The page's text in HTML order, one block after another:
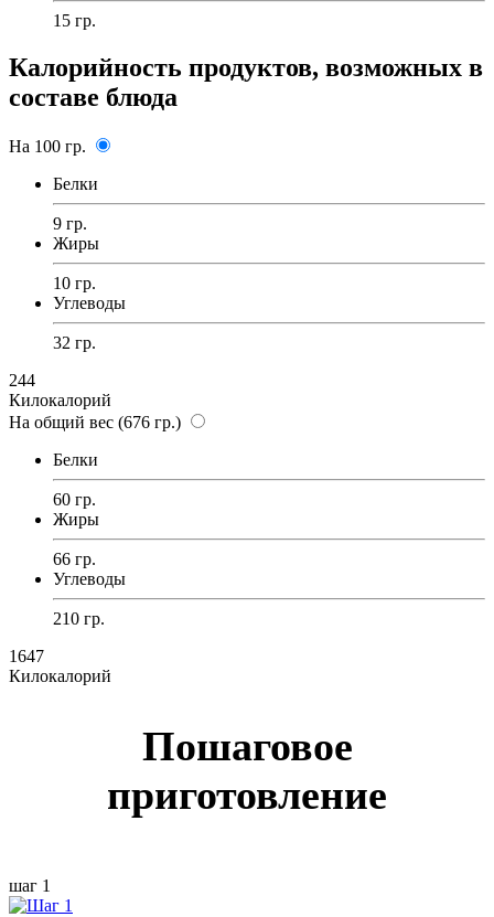
15 гр.
Калорийность продуктов, возможных в
составе блюда
На 100 гр.
Белки
9 гр.
Жиры
10 гр.
Углеводы
32 гр.
244
Килокалорий
На общий вес (676 гр.)
Белки
60 гр.
Жиры
66 гр.
Углеводы
210 гр.
1647
Килокалорий
Пошаговое
приготовление
шаг 1